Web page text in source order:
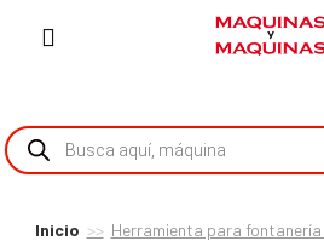
Inicio
Herramienta para